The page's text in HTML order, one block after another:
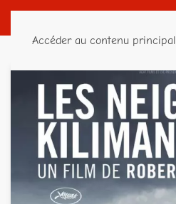
Accéder au contenu principal